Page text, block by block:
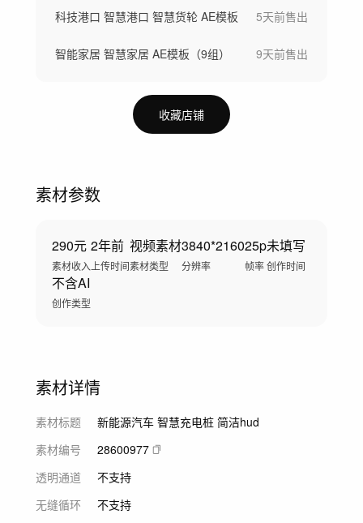
科技港口 智慧港口 智慧货轮 AE模板 5天前售出
智能家居 智慧家居 AE模板（9组） 9天前售出
收藏店铺
素材参数
290元
素材收入
2年前
上传时间
视频素材
素材类型
3840*2160
分辨率
25p
帧率
未填写
创作时间
不含AI
创作类型
素材详情
素材标题
新能源汽车 智慧充电桩 简洁hud
素材编号
28600977
透明通道
不支持
无缝循环
不支持